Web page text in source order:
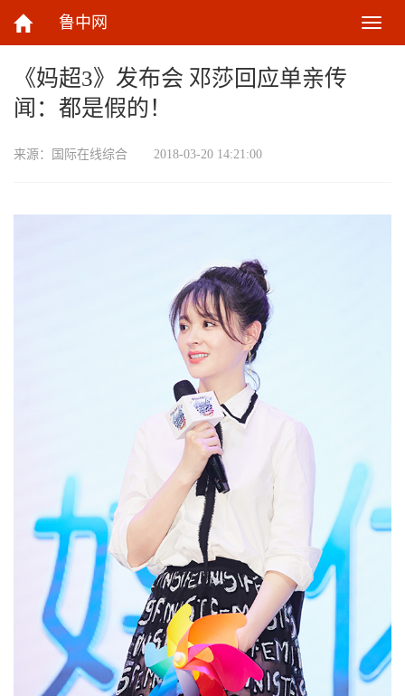
鲁中网
切
换
《妈超3》发布会 邓莎回应单亲传
闻：都是假的！
来源： 国际在线综合 2018-03-20 14:21:00